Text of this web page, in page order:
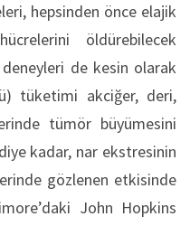
hepsinden önce elajik
öldürebilecek
de kesin olarak
tüketimi akciğer, deri,
tümör büyümesini
kadar, nar ekstresinin
gözlenen etkisinde
John Hopkins